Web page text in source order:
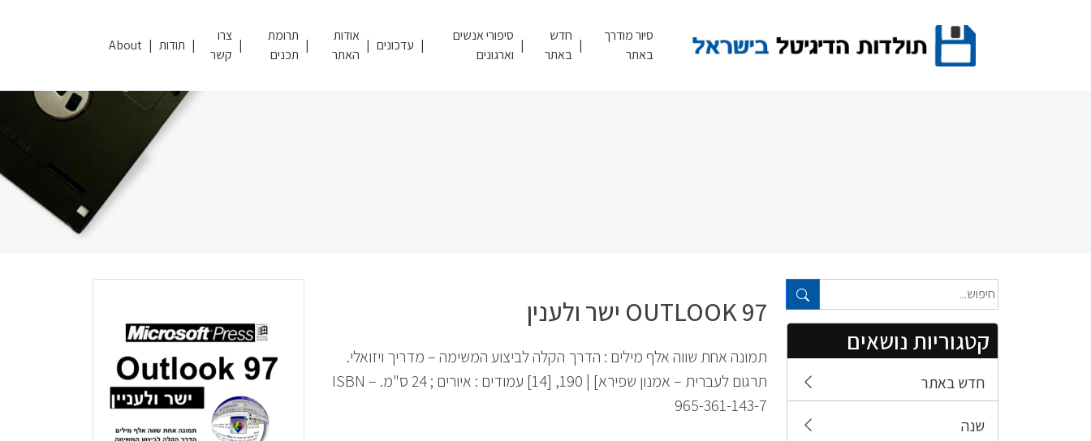
סיור מודרך
באתר
חדש
באתר
סיפורי אנשים
וארגונים
עדכונים
אודות
האתר
תרומת
תכנים
צרו
קשר
תודות About
טקסט חופשי...
קטגוריות נושאים
חדש באתר
שנה
97 OUTLOOK ישר ולענין
תמונה אחת שווה אלף מילים : הדרך הקלה לביצוע המשימה – מדריך ויזואלי.
תרגום לעברית – אמנון שפירא] | 190, [14] עמודים : איורים ; 24 ס"מ. – ISBN
965-361-143-7